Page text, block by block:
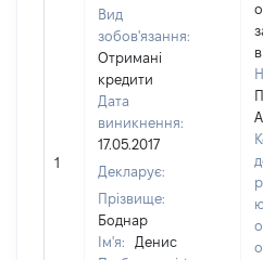
1
Вид
зобов'язання:
Отримані
кредити
Дата
виникнення:
17.05.2017
Декларує:
Прізвище:
Боднар
Ім'я:
Денис